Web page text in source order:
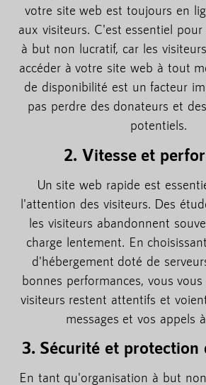
votre site web est toujours en
aux visiteurs. C'est essentiel
à but non lucratif, car les
accéder à votre site web à tout
de disponibilité est un facteur
pas perdre des donateurs et
potentiels.
2. Vitesse et
Un site web rapide est
l'attention des visiteurs. Des
les visiteurs abandonnent
charge lentement. En
d'hébergement doté de
bonnes performances, vous
visiteurs restent attentifs et
messages et vos appels
3. Sécurité et protection
En tant qu'organisation à but